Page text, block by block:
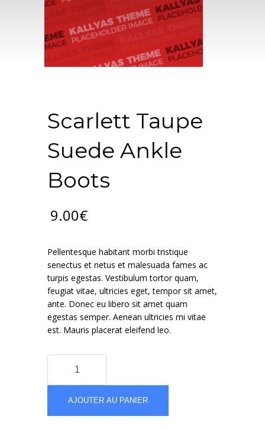
Scarlett Taupe
Suede Ankle
Boots
9.00€
Pellentesque habitant morbi tristique
senectus et netus et malesuada fames ac
turpis egestas. Vestibulum tortor quam,
feugiat vitae, ultricies eget, tempor sit amet,
ante. Donec eu libero sit amet quam
egestas semper. Aenean ultricies mi vitae
est. Mauris placerat eleifend leo.
Scarlett
TaupeAJOUTER AU PANIER